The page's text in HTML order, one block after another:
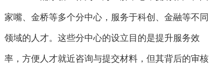
家嘴、金桥等多个分中心，服务于科创、金融等不同
领域的人才。这些分中心的设立目的是提升服务效
率，方便人才就近咨询与提交材料，但其背后的审核